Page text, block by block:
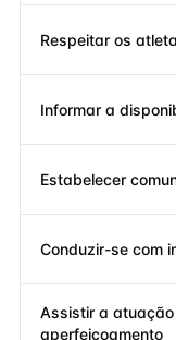
Respeitar os
Informar a
Estabelecer
Conduzir-se com
Assistir a
aperfeiçoamento